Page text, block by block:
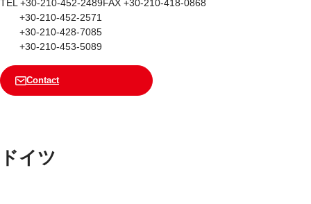
TEL +30-210-452-2489
+30-210-452-2571
+30-210-428-7085
+30-210-453-5089
FAX +30-210-418-0868
Contact
ドイツ